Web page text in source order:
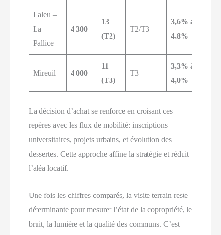
Laleu –
La
Pallice
4 300
13
(T2)
T2/T3
3,6% à
4,8%
Mireuil 4 000
11
(T3)
T3
3,3% à
4,0%
La décision d’achat se renforce en croisant ces
repères avec les flux de mobilité: inscriptions
universitaires, projets urbains, et évolution des
dessertes. Cette approche affine la stratégie et réduit
l’aléa locatif.
Une fois les chiffres comparés, la visite terrain reste
déterminante pour mesurer l’état de la copropriété, le
bruit, la lumière et la qualité des communs. C’est